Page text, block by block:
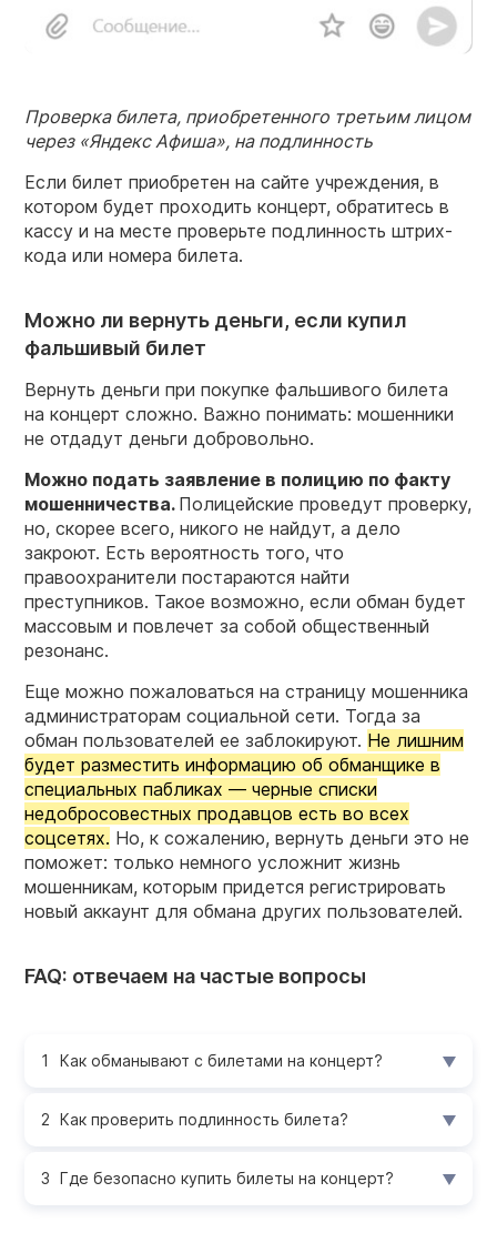
Проверка билета, приобретенного третьим лицом
через «Яндекс Афиша», на подлинность
Если билет приобретен на сайте учреждения, в
котором будет проходить концерт, обратитесь в
кассу и на месте проверьте подлинность штрих-
кода или номера билета.
Можно ли вернуть деньги, если купил
фальшивый билет
Вернуть деньги при покупке фальшивого билета
на концерт сложно. Важно понимать: мошенники
не отдадут деньги добровольно.
Можно подать заявление в полицию по факту
мошенничества. Полицейские проведут проверку,
но, скорее всего, никого не найдут, а дело
закроют. Есть вероятность того, что
правоохранители постараются найти
преступников. Такое возможно, если обман будет
массовым и повлечет за собой общественный
резонанс.
Еще можно пожаловаться на страницу мошенника
администраторам социальной сети. Тогда за
обман пользователей ее заблокируют. Не лишним
будет разместить информацию об обманщике в
специальных пабликах — черные списки
недобросовестных продавцов есть во всех
соцсетях. Но, к сожалению, вернуть деньги это не
поможет: только немного усложнит жизнь
мошенникам, которым придется регистрировать
новый аккаунт для обмана других пользователей.
FAQ: отвечаем на частые вопросы
Как обманывают с билетами на концерт?
Как проверить подлинность билета?
Где безопасно купить билеты на концерт?